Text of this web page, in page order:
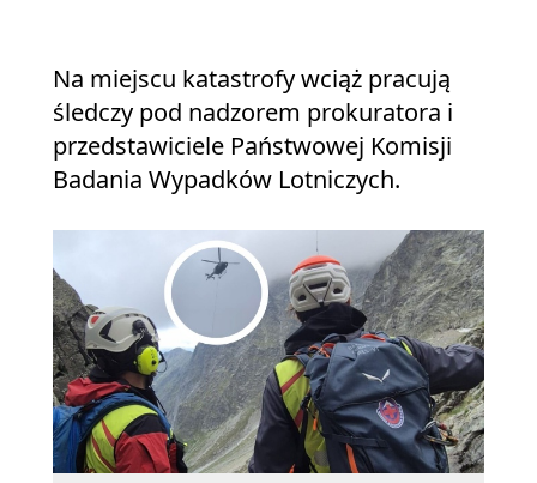
Na miejscu katastrofy wciąż pracują
śledczy pod nadzorem prokuratora i
przedstawiciele Państwowej Komisji
Badania Wypadków Lotniczych.